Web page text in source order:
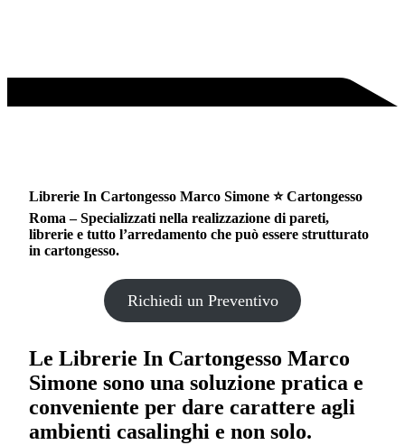
Librerie In Cartongesso Marco Simone ⭐ Cartongesso
Roma – Specializzati nella realizzazione di pareti,
librerie e tutto l’arredamento che può essere strutturato
in cartongesso.
Richiedi un Preventivo
Le Librerie In Cartongesso Marco
Simone sono una soluzione pratica e
conveniente per dare carattere agli
ambienti casalinghi e non solo.